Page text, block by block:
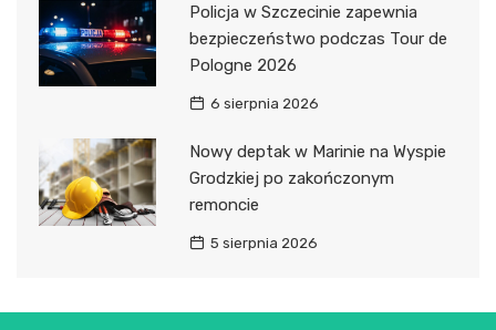
Policja w Szczecinie zapewnia
bezpieczeństwo podczas Tour de
Pologne 2026
6 sierpnia 2026
Nowy deptak w Marinie na Wyspie
Grodzkiej po zakończonym
remoncie
5 sierpnia 2026